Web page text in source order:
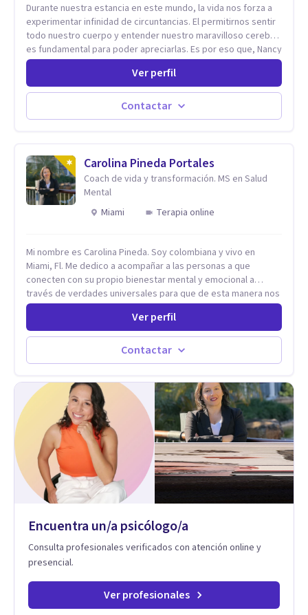
Durante nuestra estancia en este mundo, la vida nos forza a
experimentar infinidad de circuntancias. El permitirnos sentir
todo nuestro cuerpo y entender nuestro maravilloso cerebro,
es fundamental para poder apreciarlas. Es por eso que, Nancy
Damian esta dispuesta a brindarte una mano amiga atravez de
herramientas fundamentales para crecer y fortalecer tu
mente, alma y SER. El cómo percibimos y manejamos
nuestros diarios sucesos es el detonator que nos lleva al
resultado de efectos impactantes que se nos quedaran
es derecho de toda la GENTE.
Ver perfil
Contactar
Carolina Pineda Portales
Coach de vida y transformación. MS en Salud
Mental
Miami
Terapia online
Mi nombre es Carolina Pineda. Soy colombiana y vivo en
Miami, Fl. Me dedico a acompañar a las personas a que
conecten con su propio bienestar mental y emocional a
través de verdades universales para que de esta manera nos
permitamos navegar por la vida con facilidad, paz y gozo.
Todo se encuentra en nuestra propia sabiduría. Todo ocurre
de adentro hacia afuera. Un poco (o mucho) de paz mental es
lo que necesitamos, todos. Empecemos por aqui.
Ver perfil
Contactar
Encuentra un/a psicólogo/a
Consulta profesionales verificados con atención online y
presencial.
Ver profesionales